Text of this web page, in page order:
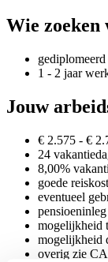
Wie zoeken
1 - 2 jaar
Jouw
€ 2.575 - €
24
8,00%
goede
eventueel
mogelijkheid
mogelijkheid
overig zie